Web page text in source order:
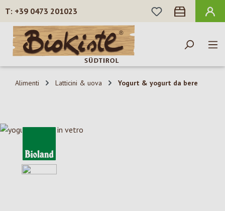
Passa al contenuto principale
+39 0473 201023
HAI 0 ARTICOLI
Alimenti Latticini & uova Yogurt & yogurt da bere
Salta la galleria di immagini